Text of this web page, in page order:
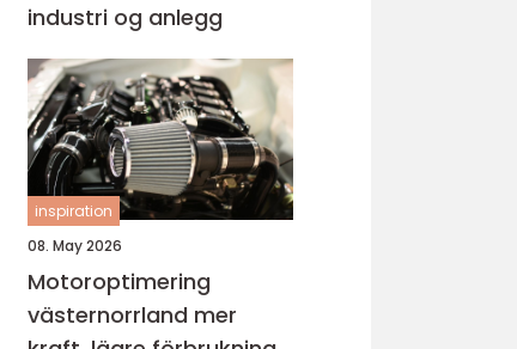
industri og anlegg
inspiration
08. May 2026
Motoroptimering
västernorrland mer